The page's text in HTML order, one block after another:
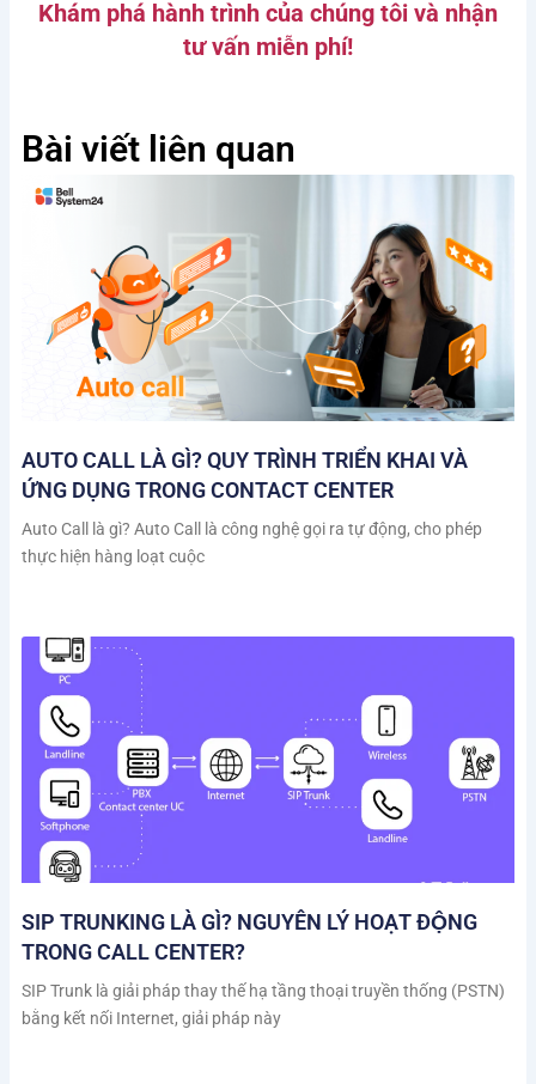
Khám phá hành trình của chúng tôi và nhận
tư vấn miễn phí!
Bài viết liên quan
AUTO CALL LÀ GÌ? QUY TRÌNH TRIỂN KHAI VÀ
ỨNG DỤNG TRONG CONTACT CENTER
Auto Call là gì? Auto Call là công nghệ gọi ra tự động, cho phép
thực hiện hàng loạt cuộc
SIP TRUNKING LÀ GÌ? NGUYÊN LÝ HOẠT ĐỘNG
TRONG CALL CENTER?
SIP Trunk là giải pháp thay thế hạ tầng thoại truyền thống (PSTN)
bằng kết nối Internet, giải pháp này